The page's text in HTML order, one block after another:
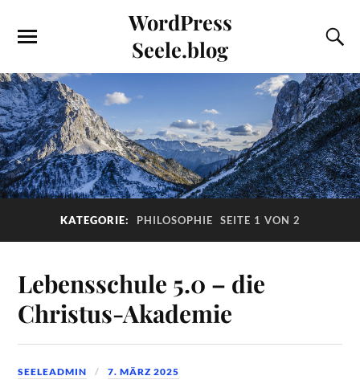
WordPress
Seele.blog
KATEGORIE: PHILOSOPHIE SEITE 1 VON 2
Lebensschule 5.0 – die
Christus-Akademie
SEELEADMIN 7. MÄRZ 2025